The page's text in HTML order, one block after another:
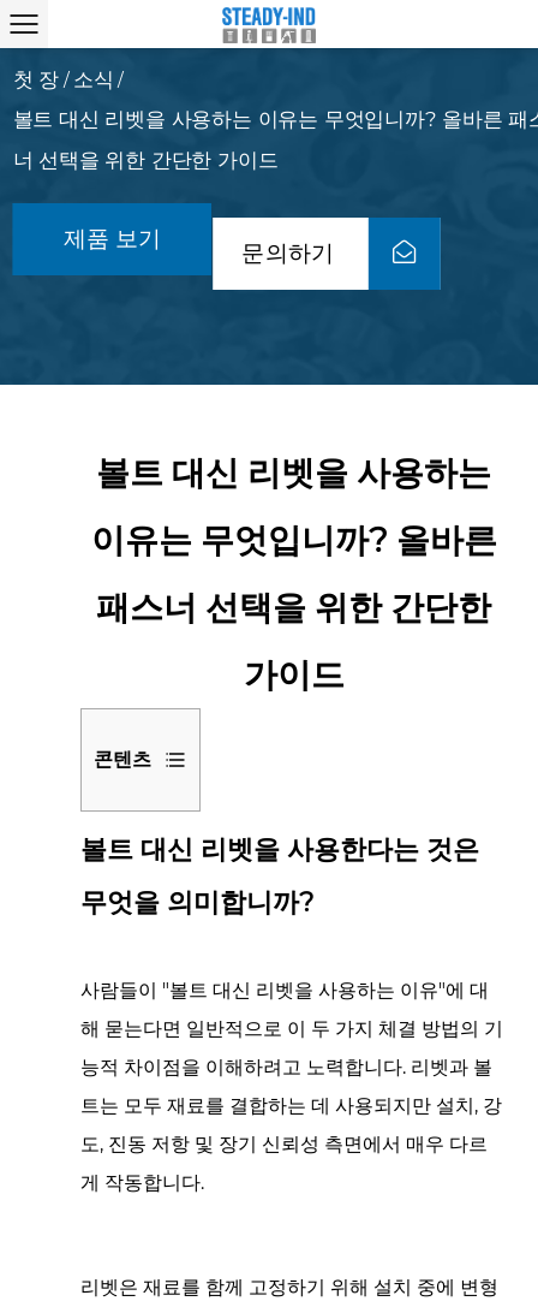
첫 장 / 소식 /
볼트 대신 리벳을 사용하는 이유는 무엇입니까? 올바른 패
너 선택을 위한 간단한 가이드
제품 보기
문의하기
볼트 대신 리벳을 사용하는
이유는 무엇입니까? 올바른
패스너 선택을 위한 간단한
가이드
콘텐츠
1
볼
대
리
벳
을
사
용
한
다
무
볼트 대신 리벳을 사용한다는 것은
무엇을 의미합니까?
사람들이 "볼트 대신 리벳을 사용하는 이유"에 대
해 묻는다면 일반적으로 이 두 가지 체결 방법의 기
능적 차이점을 이해하려고 노력합니다. 리벳과 볼
트는 모두 재료를 결합하는 데 사용되지만 설치, 강
도, 진동 저항 및 장기 신뢰성 측면에서 매우 다르
게 작동합니다.
리벳은 재료를 함께 고정하기 위해 설치 중에 변형